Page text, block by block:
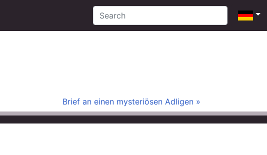
Brief an einen mysteriösen Adligen »